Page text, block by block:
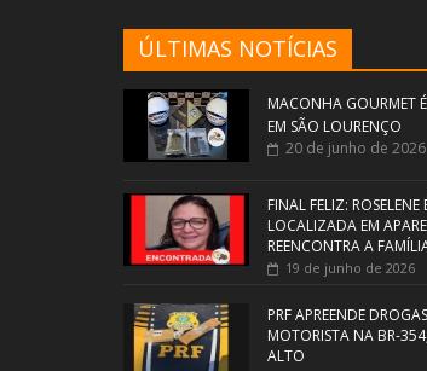
ÚLTIMAS NOTÍCIAS
MACONHA GOURMET
EM SÃO LOURENÇO
20 de junho de 2026
FINAL FELIZ: ROSELENE
LOCALIZADA EM
REENCONTRA A
19 de junho de 2026
PRF APREENDE
MOTORISTA NA BR-
ALTO